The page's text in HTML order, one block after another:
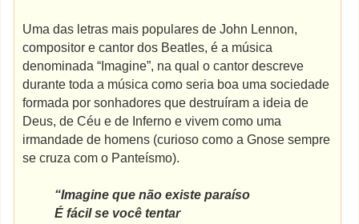
Uma das letras mais populares de John Lennon,
compositor e cantor dos Beatles, é a música
denominada “Imagine”, na qual o cantor descreve
durante toda a música como seria boa uma sociedade
formada por sonhadores que destruíram a ideia de
Deus, de Céu e de Inferno e vivem como uma
irmandade de homens (curioso como a Gnose sempre
se cruza com o Panteísmo).
“Imagine que não existe paraíso
É fácil se você tentar